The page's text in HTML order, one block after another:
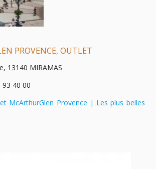
PROVENCE, OUTLET
13140 MIRAMAS
93 40 00
McArthurGlen Provence | Les plus belles